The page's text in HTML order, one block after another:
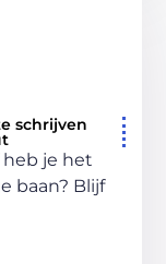
schrijven
heb je het
baan? Blijf